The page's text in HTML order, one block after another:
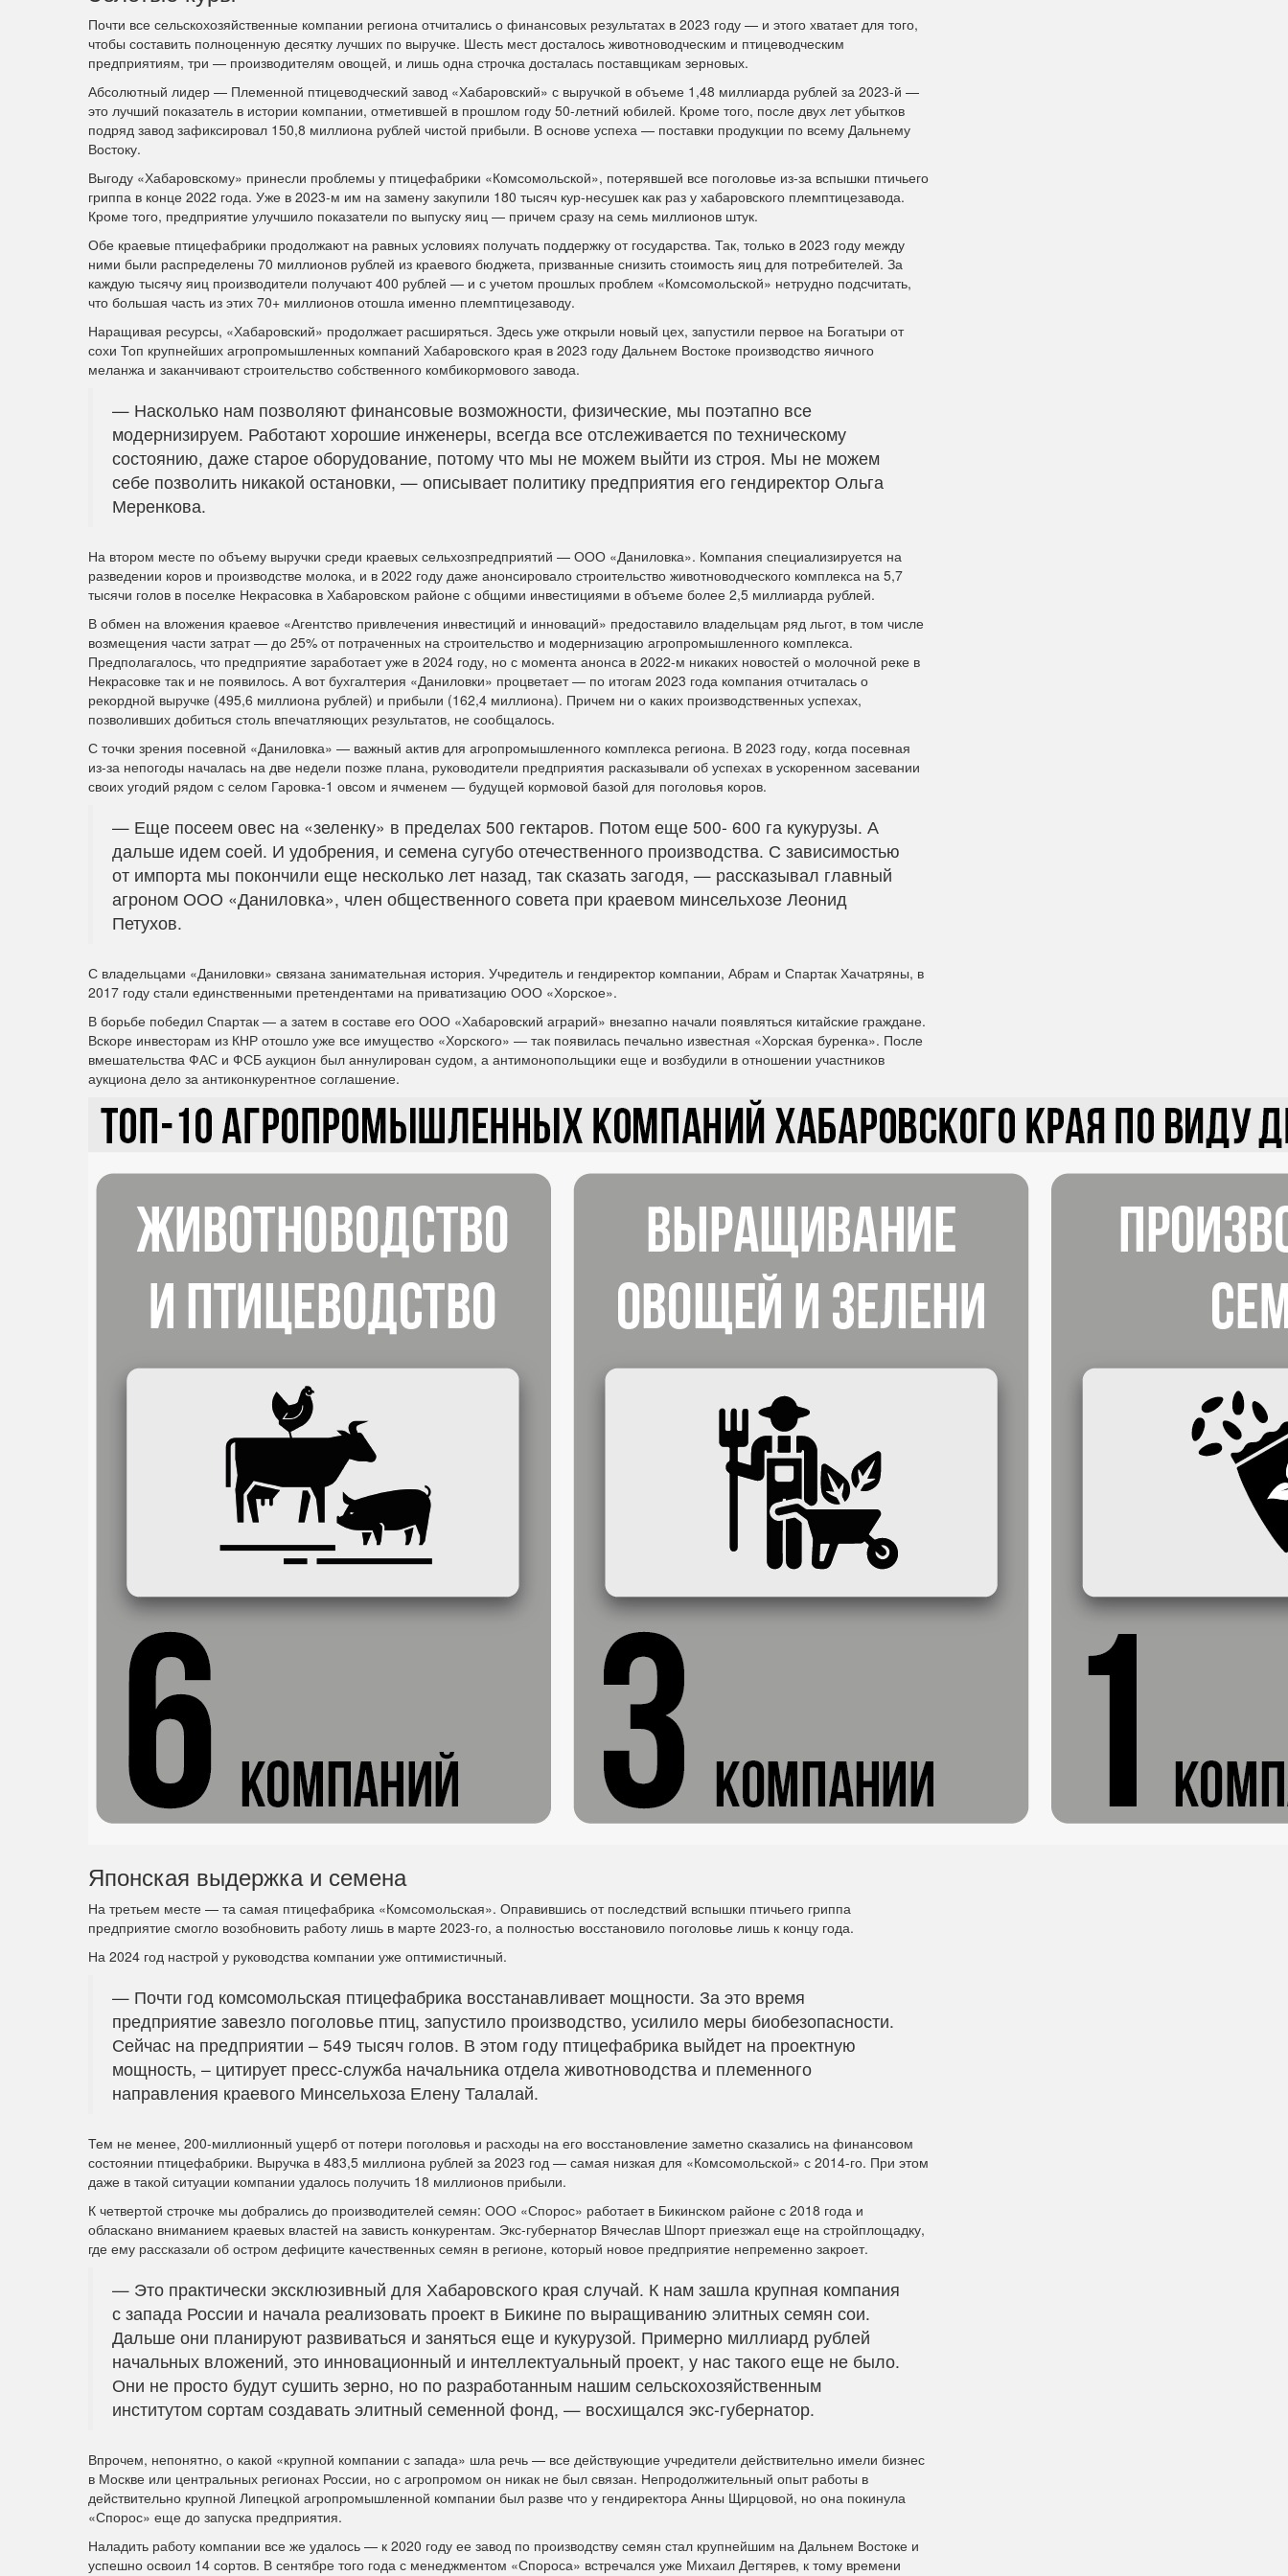
Почти все сельскохозяйственные компании региона отчитались о финансовых результатах в 2023 году — и этого хватает для того,
чтобы составить полноценную десятку лучших по выручке. Шесть мест досталось животноводческим и птицеводческим
предприятиям, три — производителям овощей, и лишь одна строчка досталась поставщикам зерновых.
Абсолютный лидер — Племенной птицеводческий завод «Хабаровский» с выручкой в объеме 1,48 миллиарда рублей за 2023-й —
это лучший показатель в истории компании, отметившей в прошлом году 50-летний юбилей. Кроме того, после двух лет убытков
подряд завод зафиксировал 150,8 миллиона рублей чистой прибыли. В основе успеха — поставки продукции по всему Дальнему
Востоку.
Выгоду «Хабаровскому» принесли проблемы у птицефабрики «Комсомольской», потерявшей все поголовье из-за вспышки птичьего
гриппа в конце 2022 года. Уже в 2023-м им на замену закупили 180 тысяч кур-несушек как раз у хабаровского племптицезавода.
Кроме того, предприятие улучшило показатели по выпуску яиц — причем сразу на семь миллионов штук.
Обе краевые птицефабрики продолжают на равных условиях получать поддержку от государства. Так, только в 2023 году между
ними были распределены 70 миллионов рублей из краевого бюджета, призванные снизить стоимость яиц для потребителей. За
каждую тысячу яиц производители получают 400 рублей — и с учетом прошлых проблем «Комсомольской» нетрудно подсчитать,
что большая часть из этих 70+ миллионов отошла именно племптицезаводу.
Наращивая ресурсы, «Хабаровский» продолжает расширяться. Здесь уже открыли новый цех, запустили первое на Богатыри от
сохи Топ крупнейших агропромышленных компаний Хабаровского края в 2023 году Дальнем Востоке производство яичного
меланжа и заканчивают строительство собственного комбикормового завода.
— Насколько нам позволяют финансовые возможности, физические, мы поэтапно все
модернизируем. Работают хорошие инженеры, всегда все отслеживается по техническому
состоянию, даже старое оборудование, потому что мы не можем выйти из строя. Мы не можем
себе позволить никакой остановки, — описывает политику предприятия его гендиректор Ольга
Меренкова.
На втором месте по объему выручки среди краевых сельхозпредприятий — ООО «Даниловка». Компания специализируется на
разведении коров и производстве молока, и в 2022 году даже анонсировало строительство животноводческого комплекса на 5,7
тысячи голов в поселке Некрасовка в Хабаровском районе с общими инвестициями в объеме более 2,5 миллиарда рублей.
В обмен на вложения краевое «Агентство привлечения инвестиций и инноваций» предоставило владельцам ряд льгот, в том числе
возмещения части затрат — до 25% от потраченных на строительство и модернизацию агропромышленного комплекса.
Предполагалось, что предприятие заработает уже в 2024 году, но с момента анонса в 2022-м никаких новостей о молочной реке в
Некрасовке так и не появилось. А вот бухгалтерия «Даниловки» процветает — по итогам 2023 года компания отчиталась о
рекордной выручке (495,6 миллиона рублей) и прибыли (162,4 миллиона). Причем ни о каких производственных успехах,
позволивших добиться столь впечатляющих результатов, не сообщалось.
С точки зрения посевной «Даниловка» — важный актив для агропромышленного комплекса региона. В 2023 году, когда посевная
из-за непогоды началась на две недели позже плана, руководители предприятия расказывали об успехах в ускоренном засевании
своих угодий рядом с селом Гаровка-1 овсом и ячменем — будущей кормовой базой для поголовья коров.
— Еще посеем овес на «зеленку» в пределах 500 гектаров. Потом еще 500- 600 га кукурузы. А
дальше идем соей. И удобрения, и семена сугубо отечественного производства. С зависимостью
от импорта мы покончили еще несколько лет назад, так сказать загодя, — рассказывал главный
агроном ООО «Даниловка», член общественного совета при краевом минсельхозе Леонид
Петухов.
С владельцами «Даниловки» связана занимательная история. Учредитель и гендиректор компании, Абрам и Спартак Хачатряны, в
2017 году стали единственными претендентами на приватизацию ООО «Хорское».
В борьбе победил Спартак — а затем в составе его ООО «Хабаровский аграрий» внезапно начали появляться китайские граждане.
Вскоре инвесторам из КНР отошло уже все имущество «Хорского» — так появилась печально известная «Хорская буренка». После
вмешательства ФАС и ФСБ аукцион был аннулирован судом, а антимонопольщики еще и возбудили в отношении участников
аукциона дело за антиконкурентное соглашение.
Японская выдержка и семена
На третьем месте — та самая птицефабрика «Комсомольская». Оправившись от последствий вспышки птичьего гриппа
предприятие смогло возобновить работу лишь в марте 2023-го, а полностью восстановило поголовье лишь к концу года.
На 2024 год настрой у руководства компании уже оптимистичный.
— Почти год комсомольская птицефабрика восстанавливает мощности. За это время
предприятие завезло поголовье птиц, запустило производство, усилило меры биобезопасности.
Сейчас на предприятии – 549 тысяч голов. В этом году птицефабрика выйдет на проектную
мощность, – цитирует пресс-служба начальника отдела животноводства и племенного
направления краевого Минсельхоза Елену Талалай.
Тем не менее, 200-миллионный ущерб от потери поголовья и расходы на его восстановление заметно сказались на финансовом
состоянии птицефабрики. Выручка в 483,5 миллиона рублей за 2023 год — самая низкая для «Комсомольской» с 2014-го. При этом
даже в такой ситуации компании удалось получить 18 миллионов прибыли.
К четвертой строчке мы добрались до производителей семян: ООО «Спорос» работает в Бикинском районе с 2018 года и
обласкано вниманием краевых властей на зависть конкурентам. Экс-губернатор Вячеслав Шпорт приезжал еще на стройплощадку,
где ему рассказали об остром дефиците качественных семян в регионе, который новое предприятие непременно закроет.
— Это практически эксклюзивный для Хабаровского края случай. К нам зашла крупная компания
с запада России и начала реализовать проект в Бикине по выращиванию элитных семян сои.
Дальше они планируют развиваться и заняться еще и кукурузой. Примерно миллиард рублей
начальных вложений, это инновационный и интеллектуальный проект, у нас такого еще не было.
Они не просто будут сушить зерно, но по разработанным нашим сельскохозяйственным
институтом сортам создавать элитный семенной фонд, — восхищался экс-губернатор.
Впрочем, непонятно, о какой «крупной компании с запада» шла речь — все действующие учредители действительно имели бизнес
в Москве или центральных регионах России, но с агропромом он никак не был связан. Непродолжительный опыт работы в
действительно крупной Липецкой агропромышленной компании был разве что у гендиректора Анны Щирцовой, но она покинула
«Спорос» еще до запуска предприятия.
Наладить работу компании все же удалось — к 2020 году ее завод по производству семян стал крупнейшим на Дальнем Востоке и
успешно освоил 14 сортов. В сентябре того года с менеджментом «Спороса» встречался уже Михаил Дегтярев, к тому времени